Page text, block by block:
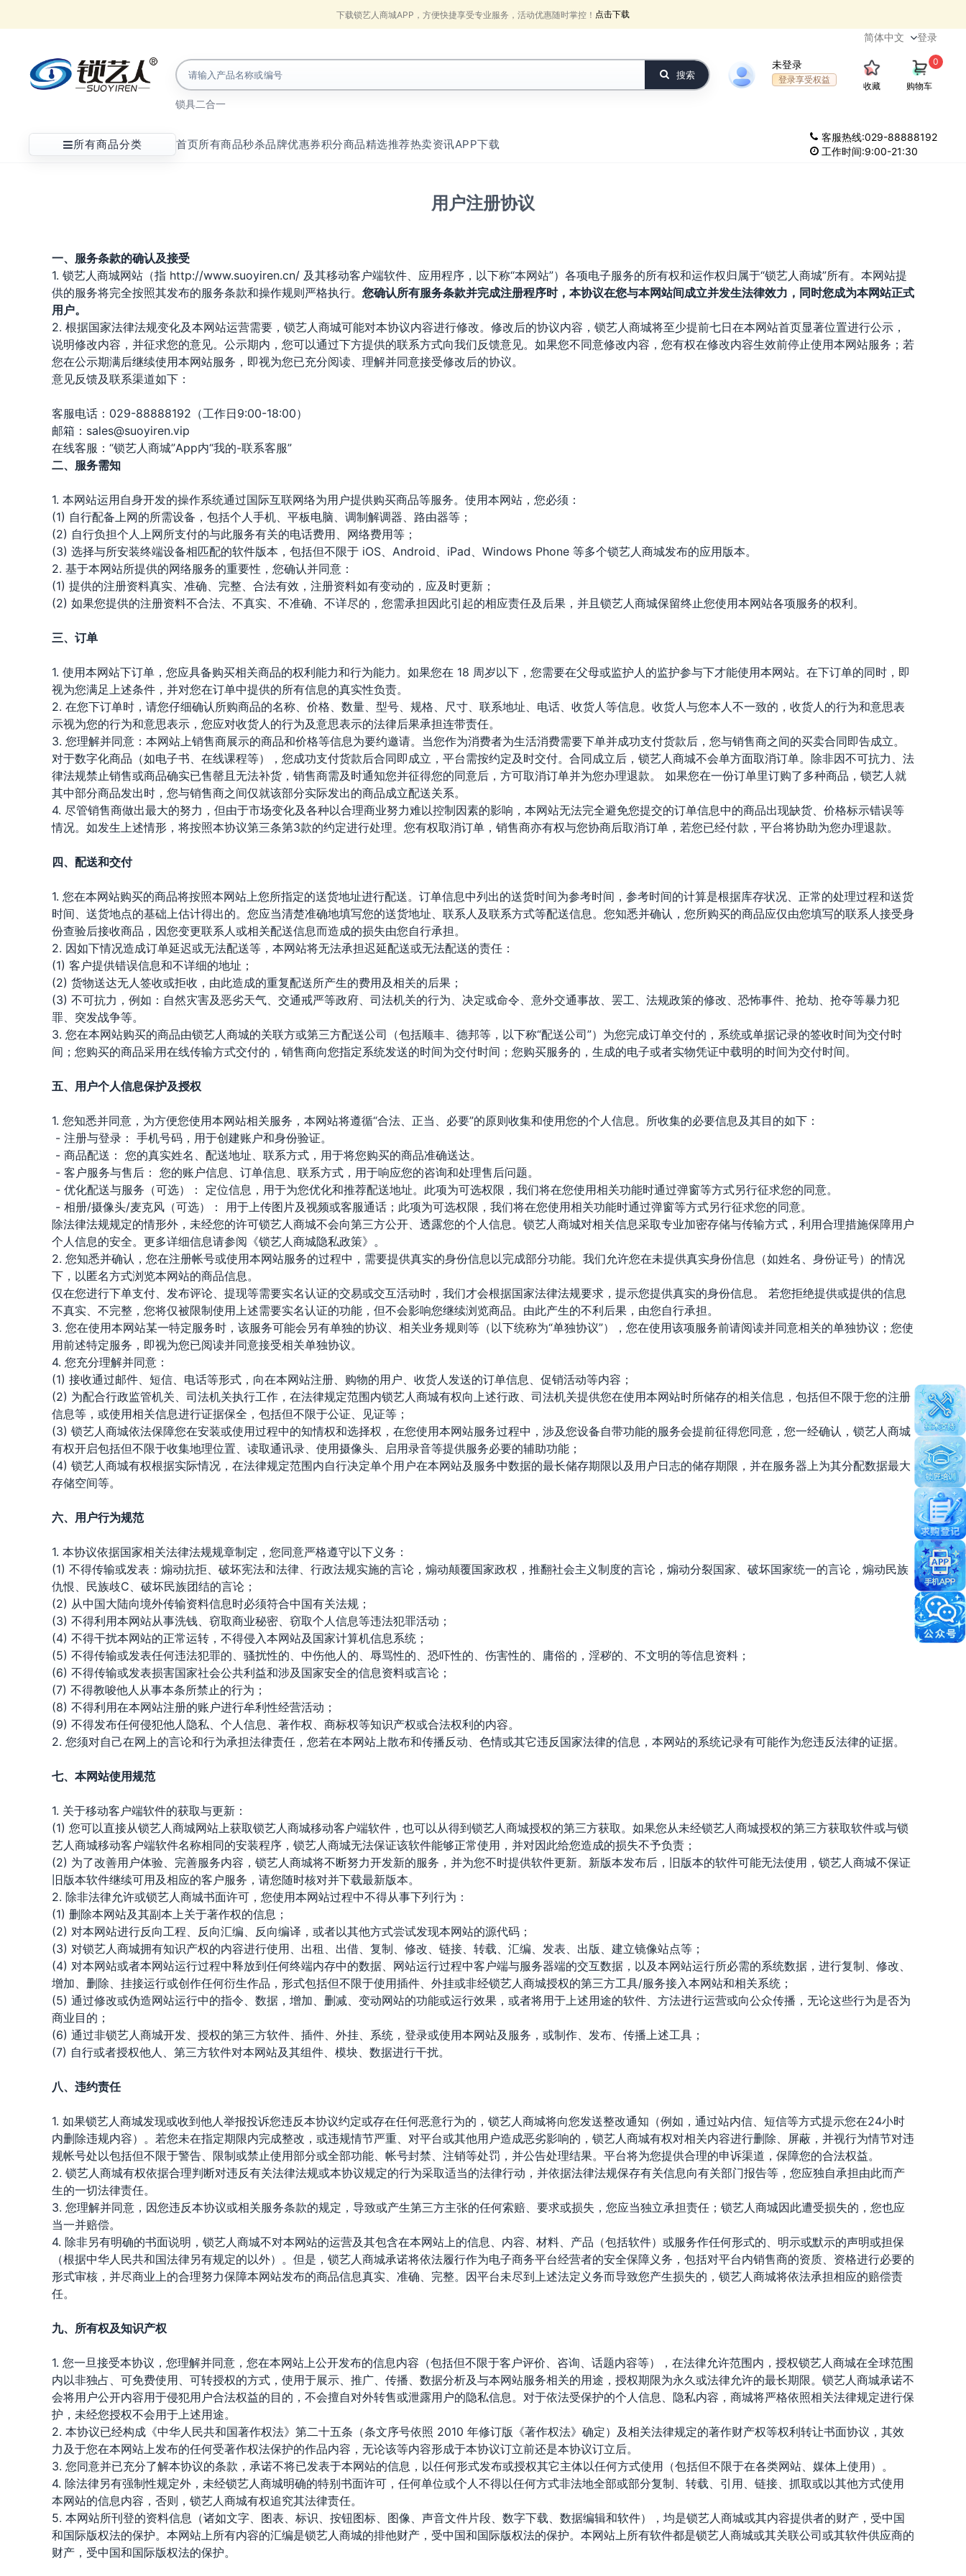
下载锁艺人商城APP，方便快捷享受专业服务，活动优惠随时掌控！ 点击下载
登录
搜索
锁具二合一
未登录
登录享受权益
收藏 购物车
0
所有商品分类 首页所有商品秒杀品牌优惠券积分商品精选推荐热卖资讯APP下载
客服热线:029-88888192
工作时间:9:00-21:30
用户注册协议
一、服务条款的确认及接受
1. 锁艺人商城网站（指 http://www.suoyiren.cn/ 及其移动客户端软件、应用程序，以下称“本网站”）各项电子服务的所有权和运作权归属于“锁艺人商城”所有。本网站提
供的服务将完全按照其发布的服务条款和操作规则严格执行。 您确认所有服务条款并完成注册程序时，本协议在您与本网站间成立并发生法律效力，同时您成为本网站正式
用户。
2. 根据国家法律法规变化及本网站运营需要，锁艺人商城可能对本协议内容进行修改。修改后的协议内容，锁艺人商城将至少提前七日在本网站首页显著位置进行公示，
说明修改内容，并征求您的意见。公示期内，您可以通过下方提供的联系方式向我们反馈意见。如果您不同意修改内容，您有权在修改内容生效前停止使用本网站服务；若
您在公示期满后继续使用本网站服务，即视为您已充分阅读、理解并同意接受修改后的协议。
意见反馈及联系渠道如下：
客服电话：029-88888192（工作日9:00-18:00）
邮箱：sales@suoyiren.vip
在线客服：“锁艺人商城”App内“我的-联系客服”
二、服务需知
1. 本网站运用自身开发的操作系统通过国际互联网络为用户提供购买商品等服务。使用本网站，您必须：
(1) 自行配备上网的所需设备，包括个人手机、平板电脑、调制解调器、路由器等；
(2) 自行负担个人上网所支付的与此服务有关的电话费用、网络费用等；
(3) 选择与所安装终端设备相匹配的软件版本，包括但不限于 iOS、Android、iPad、Windows Phone 等多个锁艺人商城发布的应用版本。
2. 基于本网站所提供的网络服务的重要性，您确认并同意：
(1) 提供的注册资料真实、准确、完整、合法有效，注册资料如有变动的，应及时更新；
(2) 如果您提供的注册资料不合法、不真实、不准确、不详尽的，您需承担因此引起的相应责任及后果，并且锁艺人商城保留终止您使用本网站各项服务的权利。
三、订单
1. 使用本网站下订单，您应具备购买相关商品的权利能力和行为能力。如果您在 18 周岁以下，您需要在父母或监护人的监护参与下才能使用本网站。在下订单的同时，即
视为您满足上述条件，并对您在订单中提供的所有信息的真实性负责。
2. 在您下订单时，请您仔细确认所购商品的名称、价格、数量、型号、规格、尺寸、联系地址、电话、收货人等信息。收货人与您本人不一致的，收货人的行为和意思表
示视为您的行为和意思表示，您应对收货人的行为及意思表示的法律后果承担连带责任。
3. 您理解并同意：本网站上销售商展示的商品和价格等信息为要约邀请。当您作为消费者为生活消费需要下单并成功支付货款后，您与销售商之间的买卖合同即告成立。
对于数字化商品（如电子书、在线课程等），您成功支付货款后合同即成立，平台需按约定及时交付。合同成立后，锁艺人商城不会单方面取消订单。除非因不可抗力、法
律法规禁止销售或商品确实已售罄且无法补货，销售商需及时通知您并征得您的同意后，方可取消订单并为您办理退款。 如果您在一份订单里订购了多种商品，锁艺人就
其中部分商品发出时，您与销售商之间仅就该部分实际发出的商品成立配送关系。
4. 尽管销售商做出最大的努力，但由于市场变化及各种以合理商业努力难以控制因素的影响，本网站无法完全避免您提交的订单信息中的商品出现缺货、价格标示错误等
情况。如发生上述情形，将按照本协议第三条第3款的约定进行处理。您有权取消订单，销售商亦有权与您协商后取消订单，若您已经付款，平台将协助为您办理退款。
四、配送和交付
1. 您在本网站购买的商品将按照本网站上您所指定的送货地址进行配送。订单信息中列出的送货时间为参考时间，参考时间的计算是根据库存状况、正常的处理过程和送货
时间、送货地点的基础上估计得出的。您应当清楚准确地填写您的送货地址、联系人及联系方式等配送信息。您知悉并确认，您所购买的商品应仅由您填写的联系人接受身
份查验后接收商品，因您变更联系人或相关配送信息而造成的损失由您自行承担。
2. 因如下情况造成订单延迟或无法配送等，本网站将无法承担迟延配送或无法配送的责任：
(1) 客户提供错误信息和不详细的地址；
(2) 货物送达无人签收或拒收，由此造成的重复配送所产生的费用及相关的后果；
(3) 不可抗力，例如：自然灾害及恶劣天气、交通戒严等政府、司法机关的行为、决定或命令、意外交通事故、罢工、法规政策的修改、恐怖事件、抢劫、抢夺等暴力犯
罪、突发战争等。
3. 您在本网站购买的商品由锁艺人商城的关联方或第三方配送公司（包括顺丰、德邦等，以下称“配送公司”）为您完成订单交付的，系统或单据记录的签收时间为交付时
间；您购买的商品采用在线传输方式交付的，销售商向您指定系统发送的时间为交付时间；您购买服务的，生成的电子或者实物凭证中载明的时间为交付时间。
五、用户个人信息保护及授权
1. 您知悉并同意，为方便您使用本网站相关服务，本网站将遵循“合法、正当、必要”的原则收集和使用您的个人信息。所收集的必要信息及其目的如下：
- 注册与登录： 手机号码，用于创建账户和身份验证。
- 商品配送： 您的真实姓名、配送地址、联系方式，用于将您购买的商品准确送达。
- 客户服务与售后： 您的账户信息、订单信息、联系方式，用于响应您的咨询和处理售后问题。
- 优化配送与服务（可选）： 定位信息，用于为您优化和推荐配送地址。此项为可选权限，我们将在您使用相关功能时通过弹窗等方式另行征求您的同意。
- 相册/摄像头/麦克风（可选）： 用于上传图片及视频或客服通话；此项为可选权限，我们将在您使用相关功能时通过弹窗等方式另行征求您的同意。
除法律法规规定的情形外，未经您的许可锁艺人商城不会向第三方公开、透露您的个人信息。锁艺人商城对相关信息采取专业加密存储与传输方式，利用合理措施保障用户
个人信息的安全。更多详细信息请参阅《锁艺人商城隐私政策》。
2. 您知悉并确认，您在注册帐号或使用本网站服务的过程中，需要提供真实的身份信息以完成部分功能。我们允许您在未提供真实身份信息（如姓名、身份证号）的情况
下，以匿名方式浏览本网站的商品信息。
仅在您进行下单支付、发布评论、提现等需要实名认证的交易或交互活动时，我们才会根据国家法律法规要求，提示您提供真实的身份信息。 若您拒绝提供或提供的信息
不真实、不完整，您将仅被限制使用上述需要实名认证的功能，但不会影响您继续浏览商品。由此产生的不利后果，由您自行承担。
3. 您在使用本网站某一特定服务时，该服务可能会另有单独的协议、相关业务规则等（以下统称为“单独协议”），您在使用该项服务前请阅读并同意相关的单独协议；您使
用前述特定服务，即视为您已阅读并同意接受相关单独协议。
4. 您充分理解并同意：
(1) 接收通过邮件、短信、电话等形式，向在本网站注册、购物的用户、收货人发送的订单信息、促销活动等内容；
(2) 为配合行政监管机关、司法机关执行工作，在法律规定范围内锁艺人商城有权向上述行政、司法机关提供您在使用本网站时所储存的相关信息，包括但不限于您的注册
信息等，或使用相关信息进行证据保全，包括但不限于公证、见证等；
(3) 锁艺人商城依法保障您在安装或使用过程中的知情权和选择权，在您使用本网站服务过程中，涉及您设备自带功能的服务会提前征得您同意，您一经确认，锁艺人商城
有权开启包括但不限于收集地理位置、读取通讯录、使用摄像头、启用录音等提供服务必要的辅助功能；
(4) 锁艺人商城有权根据实际情况，在法律规定范围内自行决定单个用户在本网站及服务中数据的最长储存期限以及用户日志的储存期限，并在服务器上为其分配数据最大
存储空间等。
六、用户行为规范
1. 本协议依据国家相关法律法规规章制定，您同意严格遵守以下义务：
(1) 不得传输或发表：煽动抗拒、破坏宪法和法律、行政法规实施的言论，煽动颠覆国家政权，推翻社会主义制度的言论，煽动分裂国家、破坏国家统一的言论，煽动民族
仇恨、民族歧С、破坏民族团结的言论；
(2) 从中国大陆向境外传输资料信息时必须符合中国有关法规；
(3) 不得利用本网站从事洗钱、窃取商业秘密、窃取个人信息等违法犯罪活动；
(4) 不得干扰本网站的正常运转，不得侵入本网站及国家计算机信息系统；
(5) 不得传输或发表任何违法犯罪的、骚扰性的、中伤他人的、辱骂性的、恐吓性的、伤害性的、庸俗的，淫秽的、不文明的等信息资料；
(6) 不得传输或发表损害国家社会公共利益和涉及国家安全的信息资料或言论；
(7) 不得教唆他人从事本条所禁止的行为；
(8) 不得利用在本网站注册的账户进行牟利性经营活动；
(9) 不得发布任何侵犯他人隐私、个人信息、著作权、商标权等知识产权或合法权利的内容。
2. 您须对自己在网上的言论和行为承担法律责任，您若在本网站上散布和传播反动、色情或其它违反国家法律的信息，本网站的系统记录有可能作为您违反法律的证据。
七、本网站使用规范
1. 关于移动客户端软件的获取与更新：
(1) 您可以直接从锁艺人商城网站上获取锁艺人商城移动客户端软件，也可以从得到锁艺人商城授权的第三方获取。如果您从未经锁艺人商城授权的第三方获取软件或与锁
艺人商城移动客户端软件名称相同的安装程序，锁艺人商城无法保证该软件能够正常使用，并对因此给您造成的损失不予负责；
(2) 为了改善用户体验、完善服务内容，锁艺人商城将不断努力开发新的服务，并为您不时提供软件更新。新版本发布后，旧版本的软件可能无法使用，锁艺人商城不保证
旧版本软件继续可用及相应的客户服务，请您随时核对并下载最新版本。
2. 除非法律允许或锁艺人商城书面许可，您使用本网站过程中不得从事下列行为：
(1) 删除本网站及其副本上关于著作权的信息；
(2) 对本网站进行反向工程、反向汇编、反向编译，或者以其他方式尝试发现本网站的源代码；
(3) 对锁艺人商城拥有知识产权的内容进行使用、出租、出借、复制、修改、链接、转载、汇编、发表、出版、建立镜像站点等；
(4) 对本网站或者本网站运行过程中释放到任何终端内存中的数据、网站运行过程中客户端与服务器端的交互数据，以及本网站运行所必需的系统数据，进行复制、修改、
增加、删除、挂接运行或创作任何衍生作品，形式包括但不限于使用插件、外挂或非经锁艺人商城授权的第三方工具/服务接入本网站和相关系统；
(5) 通过修改或伪造网站运行中的指令、数据，增加、删减、变动网站的功能或运行效果，或者将用于上述用途的软件、方法进行运营或向公众传播，无论这些行为是否为
商业目的；
(6) 通过非锁艺人商城开发、授权的第三方软件、插件、外挂、系统，登录或使用本网站及服务，或制作、发布、传播上述工具；
(7) 自行或者授权他人、第三方软件对本网站及其组件、模块、数据进行干扰。
八、违约责任
1. 如果锁艺人商城发现或收到他人举报投诉您违反本协议约定或存在任何恶意行为的，锁艺人商城将向您发送整改通知（例如，通过站内信、短信等方式提示您在24小时
内删除违规内容）。若您未在指定期限内完成整改，或违规情节严重、对平台或其他用户造成恶劣影响的，锁艺人商城有权对相关内容进行删除、屏蔽，并视行为情节对违
规帐号处以包括但不限于警告、限制或禁止使用部分或全部功能、帐号封禁、注销等处罚，并公告处理结果。平台将为您提供合理的申诉渠道，保障您的合法权益。
2. 锁艺人商城有权依据合理判断对违反有关法律法规或本协议规定的行为采取适当的法律行动，并依据法律法规保存有关信息向有关部门报告等，您应独自承担由此而产
生的一切法律责任。
3. 您理解并同意，因您违反本协议或相关服务条款的规定，导致或产生第三方主张的任何索赔、要求或损失，您应当独立承担责任；锁艺人商城因此遭受损失的，您也应
当一并赔偿。
4. 除非另有明确的书面说明，锁艺人商城不对本网站的运营及其包含在本网站上的信息、内容、材料、产品（包括软件）或服务作任何形式的、明示或默示的声明或担保
（根据中华人民共和国法律另有规定的以外）。但是，锁艺人商城承诺将依法履行作为电子商务平台经营者的安全保障义务，包括对平台内销售商的资质、资格进行必要的
形式审核，并尽商业上的合理努力保障本网站发布的商品信息真实、准确、完整。因平台未尽到上述法定义务而导致您产生损失的，锁艺人商城将依法承担相应的赔偿责
任。
九、所有权及知识产权
1. 您一旦接受本协议，您理解并同意，您在本网站上公开发布的信息内容（包括但不限于客户评价、咨询、话题内容等），在法律允许范围内，授权锁艺人商城在全球范围
内以非独占、可免费使用、可转授权的方式，使用于展示、推广、传播、数据分析及与本网站服务相关的用途，授权期限为永久或法律允许的最长期限。锁艺人商城承诺不
会将用户公开内容用于侵犯用户合法权益的目的，不会擅自对外转售或泄露用户的隐私信息。对于依法受保护的个人信息、隐私内容，商城将严格依照相关法律规定进行保
护，未经您授权不会用于上述用途。
2. 本协议已经构成《中华人民共和国著作权法》第二十五条（条文序号依照 2010 年修订版《著作权法》确定）及相关法律规定的著作财产权等权利转让书面协议，其效
力及于您在本网站上发布的任何受著作权法保护的作品内容，无论该等内容形成于本协议订立前还是本协议订立后。
3. 您同意并已充分了解本协议的条款，承诺不将已发表于本网站的信息，以任何形式发布或授权其它主体以任何方式使用（包括但不限于在各类网站、媒体上使用）。
4. 除法律另有强制性规定外，未经锁艺人商城明确的特别书面许可，任何单位或个人不得以任何方式非法地全部或部分复制、转载、引用、链接、抓取或以其他方式使用
本网站的信息内容，否则，锁艺人商城有权追究其法律责任。
5. 本网站所刊登的资料信息（诸如文字、图表、标识、按钮图标、图像、声音文件片段、数字下载、数据编辑和软件），均是锁艺人商城或其内容提供者的财产，受中国
和国际版权法的保护。本网站上所有内容的汇编是锁艺人商城的排他财产，受中国和国际版权法的保护。本网站上所有软件都是锁艺人商城或其关联公司或其软件供应商的
财产，受中国和国际版权法的保护。